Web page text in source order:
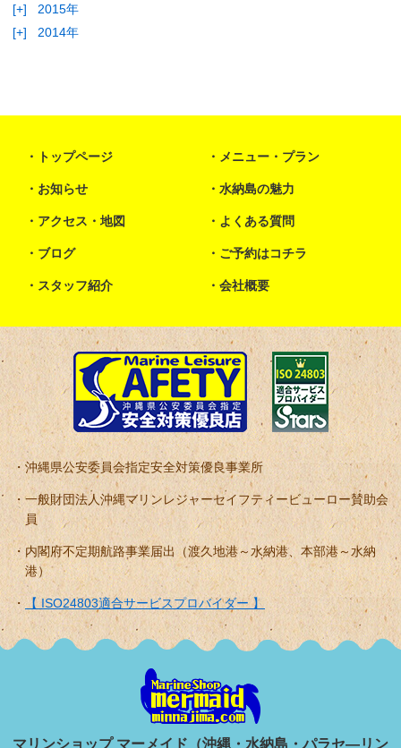
[+]
2015年
[+]
2014年
トップページ メニュー・プラン
お知らせ 水納島の魅力
アクセス・地図 よくある質問
ブログ ご予約はコチラ
スタッフ紹介 会社概要
沖縄県公安委員会指定安全対策優良事業所
一般財団法人沖縄マリンレジャーセイフティービューロー賛助会
員
内閣府不定期航路事業届出（渡久地港～水納港、本部港～水納
港）
【 ISO24803適合サービスプロバイダー 】
マリンショップ マーメイド（沖縄・水納島・パラセ―リン